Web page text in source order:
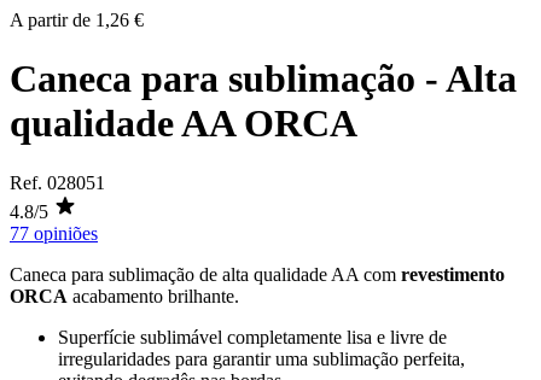
A partir de 1,26 €
Caneca para sublimação - Alta
qualidade AA ORCA
Ref. 028051
4.8/5
77 opiniões
Caneca para sublimação de alta qualidade AA com revestimento
ORCA acabamento brilhante.
Superfície sublimável completamente lisa e livre de
irregularidades para garantir uma sublimação perfeita,